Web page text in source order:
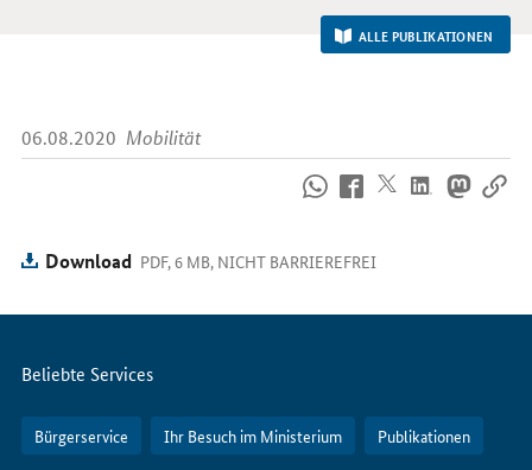
ALLE PUBLIKATIONEN
06.08.2020 Mobilität
uns
im
Download PDF, 6 MB, NICHT BARRIEREFREI
Servicemenü
Beliebte Services
Bürgerservice Ihr Besuch im Ministerium Publikationen